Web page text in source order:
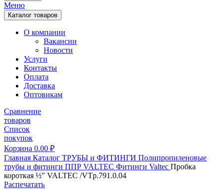
Меню
Каталог товаров
О компании
Вакансии
Новости
Услуги
Контакты
Оплата
Доставка
Оптовикам
Сравнение
товаров
Список
покупок
Корзина 0.00 ₽
Главная Каталог ТРУБЫ и ФИТИНГИ Полипропиленовые
трубы и фитинги ППР VALTEC Фитинги Valtec Пробка
короткая ½" VALTEC /VTp.791.0.04
Распечатать